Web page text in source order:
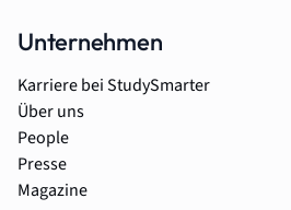
Unternehmen
Karriere bei StudySmarter
Über uns
People
Presse
Magazine